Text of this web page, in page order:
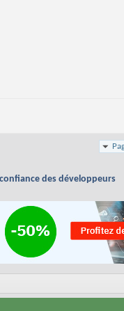
des développeurs